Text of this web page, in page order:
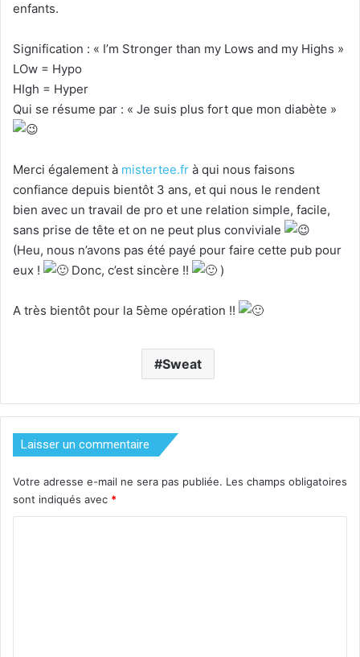
enfants.
Signification : « I’m Stronger than my Lows and my Highs »
LOw = Hypo
HIgh = Hyper
Qui se résume par : « Je suis plus fort que mon diabète »
Merci également à mistertee.fr à qui nous faisons
confiance depuis bientôt 3 ans, et qui nous le rendent
bien avec un travail de pro et une relation simple, facile,
sans prise de tête et on ne peut plus conviviale
(Heu, nous n’avons pas été payé pour faire cette pub pour
eux !
Donc, c’est sincère !! )
A très bientôt pour la 5ème opération !!
Sweat
Laisser un commentaire
Votre adresse e-mail ne sera pas publiée. Les champs obligatoires
sont indiqués avec *